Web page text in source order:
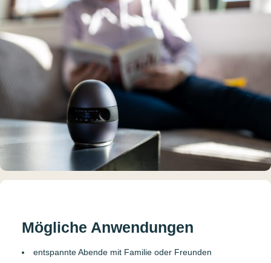
Mögliche Anwendungen
entspannte Abende mit Familie oder Freunden